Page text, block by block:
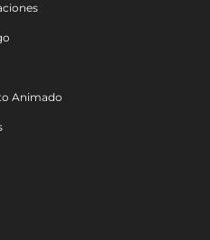
Animado